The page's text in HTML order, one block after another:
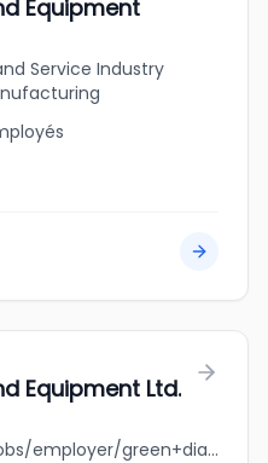
Equipment
Service Industry
Equipment Ltd.
jobbank.gc.ca/browsejobs/employer/green+diamond+equipment+ltd./ca